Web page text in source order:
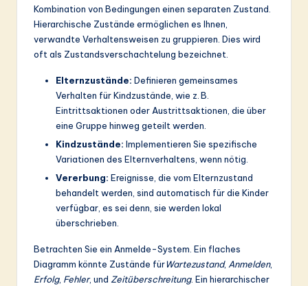
Kombination von Bedingungen einen separaten Zustand.
Hierarchische Zustände ermöglichen es Ihnen,
verwandte Verhaltensweisen zu gruppieren. Dies wird
oft als Zustandsverschachtelung bezeichnet.
Elternzustände: Definieren gemeinsames
Verhalten für Kindzustände, wie z. B.
Eintrittsaktionen oder Austrittsaktionen, die über
eine Gruppe hinweg geteilt werden.
Kindzustände: Implementieren Sie spezifische
Variationen des Elternverhaltens, wenn nötig.
Vererbung: Ereignisse, die vom Elternzustand
behandelt werden, sind automatisch für die Kinder
verfügbar, es sei denn, sie werden lokal
überschrieben.
Betrachten Sie ein Anmelde-System. Ein flaches
Diagramm könnte Zustände fürWartezustand, Anmelden,
Erfolg, Fehler, und Zeitüberschreitung. Ein hierarchischer